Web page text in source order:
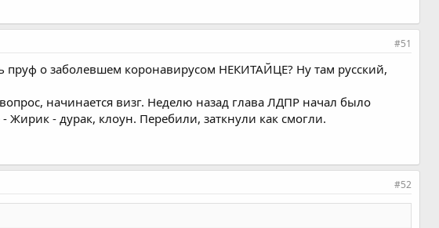
#51
о заболевшем коронавирусом НЕКИТАЙЦЕ? Ну там русский,
начинается визг. Неделю назад глава ЛДПР начал было
- дурак, клоун. Перебили, заткнули как смогли.
#52